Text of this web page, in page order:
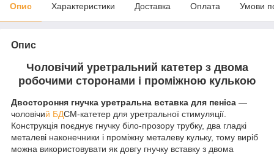
Опис Характеристики Доставка Оплата Умови
Опис
Чоловічий уретральний катетер з двома
робочими сторонами і проміжною кулькою
Двостороння гнучка уретральна вставка для пеніса —
чоловічий БДСМ-катетер для уретральної стимуляції.
Конструкція поєднує гнучку біло-прозору трубку, два гладкі
металеві наконечники і проміжну металеву кульку, тому виріб
можна використовувати як довгу гнучку вставку з двома